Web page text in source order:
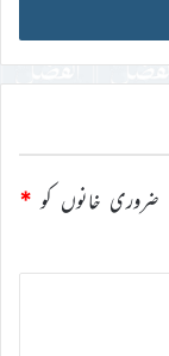
ضروری خانوں کو *